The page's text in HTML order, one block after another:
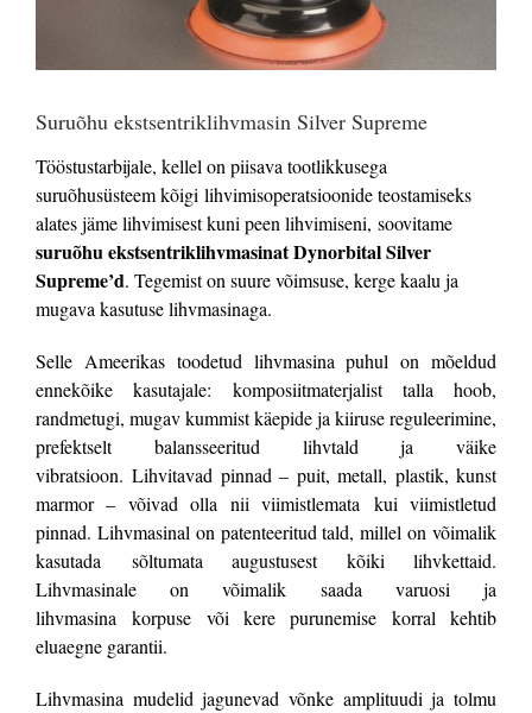
Suruõhu ekstsentriklihvmasin Silver Supreme
Tööstustarbijale, kellel on piisava tootlikkusega
suruõhusüsteem kõigi lihvimisoperatsioonide teostamiseks
alates jäme lihvimisest kuni peen lihvimiseni, soovitame
suruõhu ekstsentriklihvmasinat Dynorbital Silver
Supreme’d. Tegemist on suure võimsuse, kerge kaalu ja
mugava kasutuse lihvmasinaga.
Selle Ameerikas toodetud lihvmasina puhul on mõeldud
ennekõike kasutajale: komposiitmaterjalist talla hoob,
randmetugi, mugav kummist käepide ja kiiruse reguleerimine,
prefektselt balansseeritud lihvtald ja väike
vibratsioon.Lihvitavad pinnad – puit, metall, plastik, kunst
marmor – võivad olla nii viimistlemata kui viimistletud
pinnad. Lihvmasinal on patenteeritud tald, millel on võimalik
kasutada sõltumata augustusest kõiki lihvkettaid.
Lihvmasinale on võimalik saada varuosi ja
lihvmasinakorpuse või kere purunemise korral kehtib
eluaegne garantii.
Lihvmasina mudelid jagunevad võnke amplituudi ja tolmu